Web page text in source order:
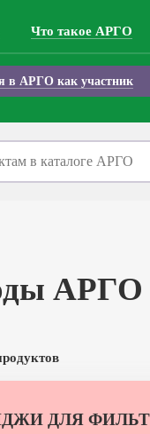
Что такое АРГО
в АРГО как участник
АРГО
ДЛЯ